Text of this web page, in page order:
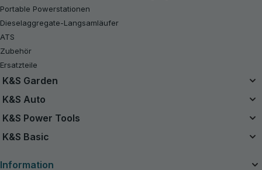
Portable Powerstationen
Dieselaggregate-Langsamläufer
ATS
Zubehör
Ersatzteile
K&S Garden
Das Einzelbatteriesystem
Kettensägen
Rasenmäher
K&S Auto
Luftkompressor
K&S Power Tools
Akku-Werkzeuge
K&S Basic
Inverter-Generatoren K&S Basic
Information